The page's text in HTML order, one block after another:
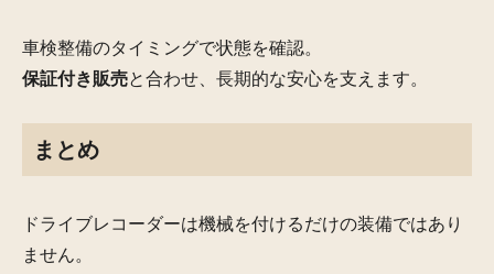
車検整備のタイミングで状態を確認。
保証付き販売と合わせ、長期的な安心を支えます。
まとめ
ドライブレコーダーは機械を付けるだけの装備ではあり
ません。